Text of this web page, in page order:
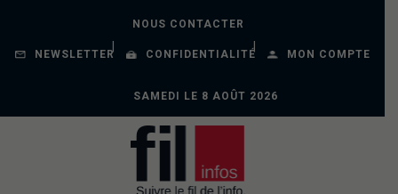
NOUS CONTACTER
NEWSLETTER CONFIDENTIALITÉ MON COMPTE
SAMEDI LE 8 AOÛT 2026